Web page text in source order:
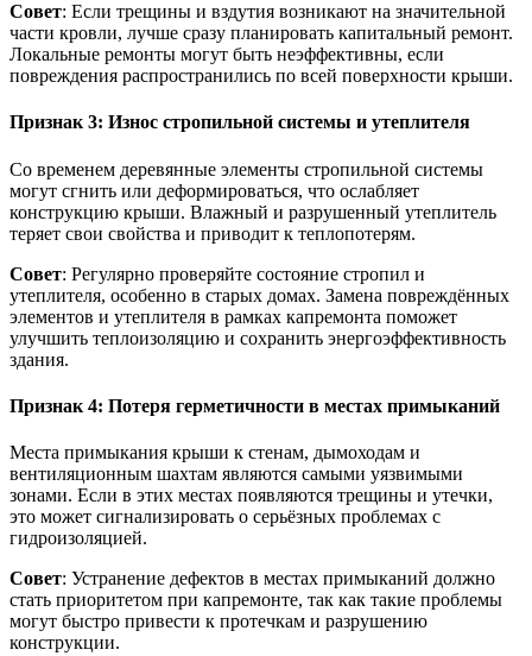
Совет: Если трещины и вздутия возникают на значительной
части кровли, лучше сразу планировать капитальный ремонт.
Локальные ремонты могут быть неэффективны, если
повреждения распространились по всей поверхности крыши.
Признак 3: Износ стропильной системы и утеплителя
Со временем деревянные элементы стропильной системы
могут сгнить или деформироваться, что ослабляет
конструкцию крыши. Влажный и разрушенный утеплитель
теряет свои свойства и приводит к теплопотерям.
Совет: Регулярно проверяйте состояние стропил и
утеплителя, особенно в старых домах. Замена повреждённых
элементов и утеплителя в рамках капремонта поможет
улучшить теплоизоляцию и сохранить энергоэффективность
здания.
Признак 4: Потеря герметичности в местах примыканий
Места примыкания крыши к стенам, дымоходам и
вентиляционным шахтам являются самыми уязвимыми
зонами. Если в этих местах появляются трещины и утечки,
это может сигнализировать о серьёзных проблемах с
гидроизоляцией.
Совет: Устранение дефектов в местах примыканий должно
стать приоритетом при капремонте, так как такие проблемы
могут быстро привести к протечкам и разрушению
конструкции.